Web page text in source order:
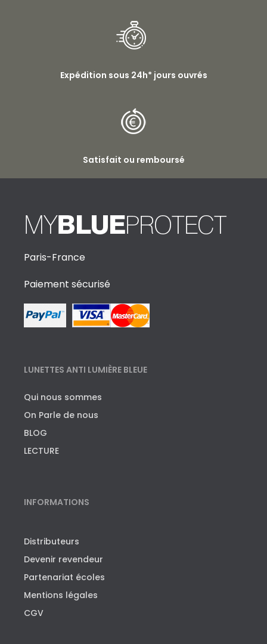
Expédition sous 24h* jours ouvrés
Satisfait ou remboursé
Paris-France
Paiement sécurisé
LUNETTES ANTI LUMIÈRE BLEUE
Qui nous sommes
On Parle de nous
BLOG
LECTURE
INFORMATIONS
Distributeurs
Devenir revendeur
Partenariat écoles
Mentions légales
CGV